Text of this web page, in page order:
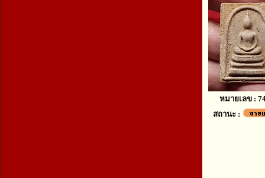
หมายเลข :
สถานะ :